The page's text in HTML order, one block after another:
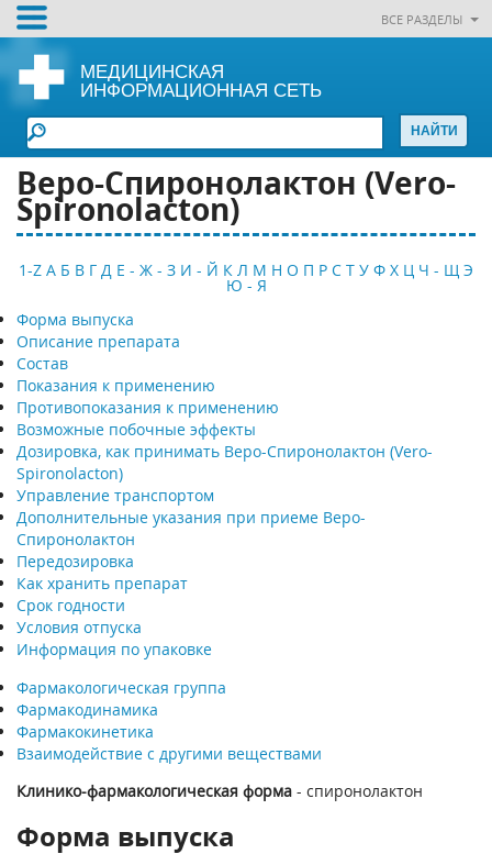
ВСЕ РАЗДЕЛЫ
МЕДИЦИНСКАЯ
ИНФОРМАЦИОННАЯ СЕТЬ
Веро-Спиронолактон (Vero-
Spironolacton)
1-Z А Б В Г Д Е - Ж - З И - Й К Л М Н О П Р С Т У Ф Х Ц Ч - Щ Э
Ю - Я
Форма выпуска
Описание препарата
Состав
Показания к применению
Противопоказания к применению
Возможные побочные эффекты
Дозировка, как принимать Веро-Спиронолактон (Vero-
Spironolacton)
Управление транспортом
Дополнительные указания при приеме Веро-
Спиронолактон
Передозировка
Как хранить препарат
Срок годности
Условия отпуска
Информация по упаковке
Фармакологическая группа
Фармакодинамика
Фармакокинетика
Взаимодействие с другими веществами
Клинико-фармакологическая форма - спиронолактон
Форма выпуска